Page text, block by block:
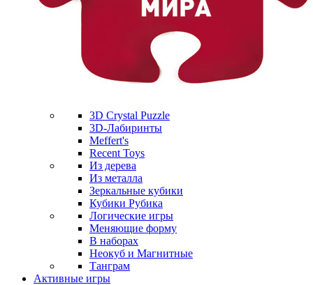
3D Crystal Puzzle
3D-Лабиринты
Meffert's
Recent Toys
Из дерева
Из металла
Зеркальные кубики
Кубики Рубика
Логические игры
Меняющие форму
В наборах
Неокуб и Магнитные
Танграм
Активные игры